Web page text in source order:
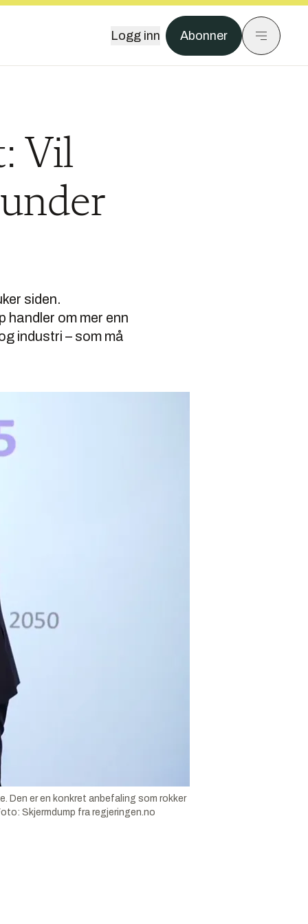
Logg inn Abonner
Vil
siden.
handler om mer enn
industri – som må
Den er en konkret anbefaling som rokker
Skjermdump fra regjeringen.no